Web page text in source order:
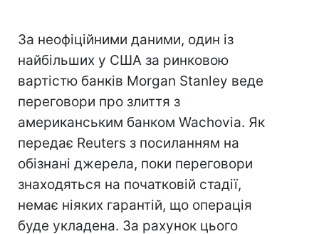
За неофіційними даними, один із
найбільших у США за ринковою
вартістю банків Morgan Stanley веде
переговори про злиття з
американським банком Wachovia. Як
передає Reuters з посиланням на
обізнані джерела, поки переговори
знаходяться на початковій стадії,
немає ніяких гарантій, що операція
буде укладена. За рахунок цього